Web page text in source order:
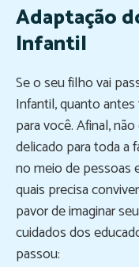
Adaptação
Infantil
Se o seu filho vai
Infantil, quanto
para você. Afinal,
delicado para toda a
no meio de pessoas
quais precisa
pavor de imaginar
cuidados dos
passou: